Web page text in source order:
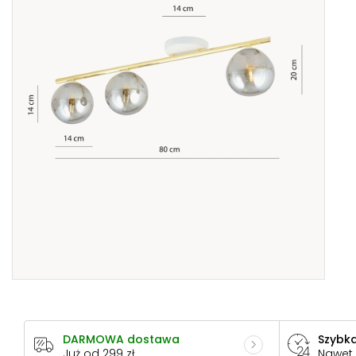
DARMOWA dostawa